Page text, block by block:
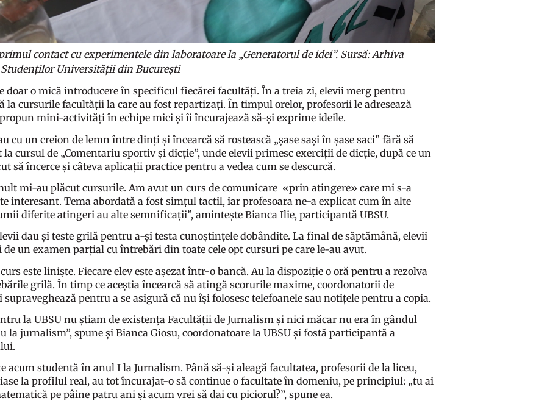
contact cu experimentele din laboratoare la „Generatorul de idei”. Sursă: Arhiva
Universității din București
doar o mică introducere în specificul fiecărei facultăți. În a treia zi, elevii merg pentru
la cursurile facultății la care au fost repartizați. În timpul orelor, profesorii le adresează
mini-activități în echipe mici și îi încurajează să-și exprime ideile.
cu un creion de lemn între dinți și încearcă să rostească „șase sași în șase saci” fără să
la cursul de „Comentariu sportiv și dicție”, unde elevii primesc exerciții de dicție, după ce un
să încerce și câteva aplicații practice pentru a vedea cum se descurcă.
mi-au plăcut cursurile. Am avut un curs de comunicare «prin atingere» care mi s-a
interesant. Tema abordată a fost simțul tactil, iar profesoara ne-a explicat cum în alte
diferite atingeri au alte semnificații”, amintește Bianca Ilie, participantă UBSU.
dau și teste grilă pentru a-și testa cunoștințele dobândite. La final de săptămână, elevii
de un examen parțial cu întrebări din toate cele opt cursuri pe care le-au avut.
este liniște. Fiecare elev este așezat într-o bancă. Au la dispoziție o oră pentru a rezolva
grilă. În timp ce aceștia încearcă să atingă scorurile maxime, coordonatorii de
pentru a se asigură că nu își folosesc telefoanele sau notițele pentru a copia.
la UBSU nu știam de existența Facultății de Jurnalism și nici măcar nu era în gândul
la jurnalism”, spune și Bianca Giosu, coordonatoare la UBSU și fostă participantă a
acum studentă în anul I la Jurnalism. Până să-și aleagă facultatea, profesorii de la liceu,
la profilul real, au tot încurajat-o să continue o facultate în domeniu, pe principiul: „tu ai
pe pâine patru ani și acum vrei să dai cu piciorul?”, spune ea.